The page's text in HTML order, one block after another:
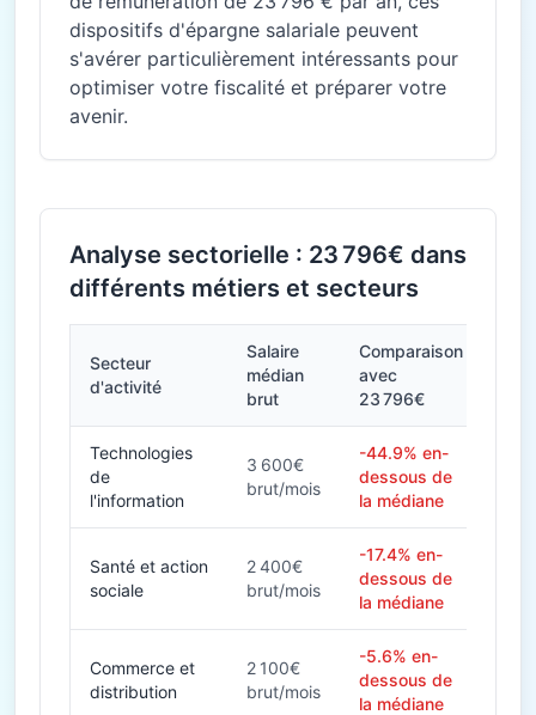
dispositifs d'épargne salariale peuvent
s'avérer particulièrement intéressants pour
optimiser votre fiscalité et préparer votre
avenir.
Analyse sectorielle : 23 796€ dans
différents métiers et secteurs
Secteur
d'activité
Salaire
médian
brut
Comparaison
avec
23 796€
Technologies
de
l'information
3 600€
brut/mois
-44.9% en-
dessous de
la médiane
Santé et action
sociale
2 400€
brut/mois
-17.4% en-
dessous de
la médiane
Commerce et
distribution
2 100€
brut/mois
-5.6% en-
dessous de
la médiane